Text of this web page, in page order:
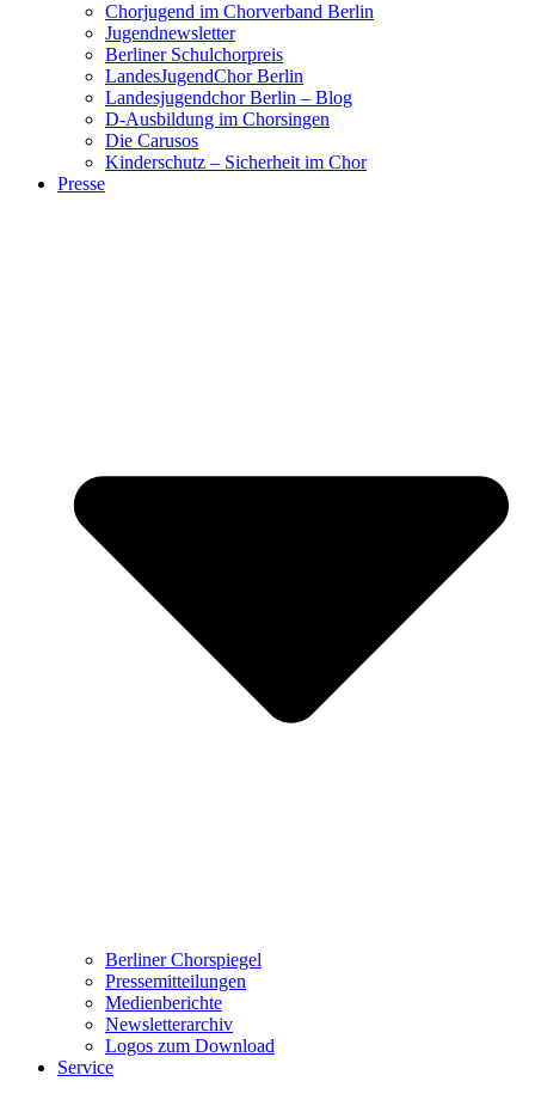
Chorjugend im Chorverband Berlin
Jugendnewsletter
Berliner Schulchorpreis
LandesJugendChor Berlin
Landesjugendchor Berlin – Blog
D-Ausbildung im Chorsingen
Die Carusos
Kinderschutz – Sicherheit im Chor
Presse
Berliner Chorspiegel
Pressemitteilungen
Medienberichte
Newsletterarchiv
Logos zum Download
Service